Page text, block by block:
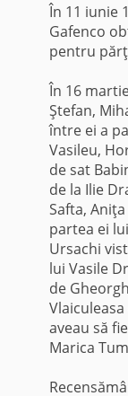
În 11 iunie
Gafenco
pentru
În 16
Ştefan,
între ei a
Vasileu,
de sat
de la Ilie
Safta,
partea ei
Ursachi
lui Vasile
de
aveau să
Marica